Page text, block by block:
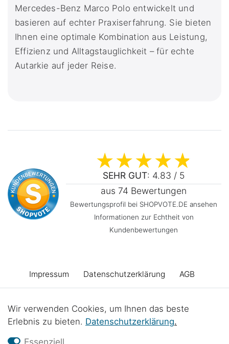
Mercedes-Benz Marco Polo entwickelt und
basieren auf echter Praxiserfahrung. Sie bieten
Ihnen eine optimale Kombination aus Leistung,
Effizienz und Alltagstauglichkeit – für echte
Autarkie auf jeder Reise.
SEHR GUT: 4.83 / 5
aus 74 Bewertungen
Bewertungsprofil bei SHOPVOTE.DE ansehen
Informationen zur Echtheit von
Kundenbewertungen
Impressum Daten­schutz­erklärung AGB
Barrierefreiheitserklärung Widerrufs­recht
Vertrag widerrufen
Wir verwenden Cookies, um Ihnen das beste
Erlebnis zu bieten. Daten­schutz­erklärung.
Essenziell